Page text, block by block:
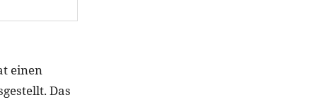
einen
Das